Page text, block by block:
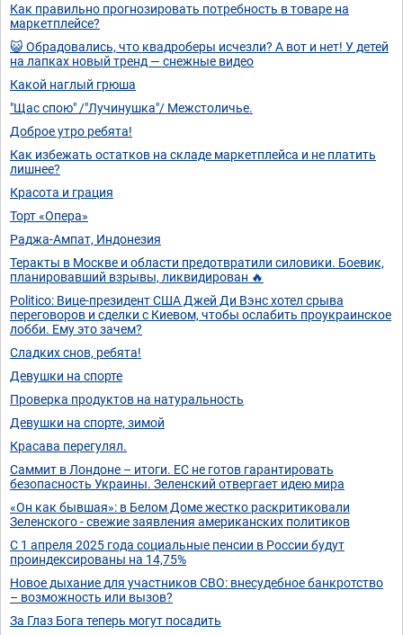
Как правильно прогнозировать потребность в товаре на
маркетплейсе?
😺 Обрадовались, что квадроберы исчезли? А вот и нет! У детей
на лапках новый тренд — снежные видео
Какой наглый грюша
"Щас спою" /"Лучинушка"/ Межстоличье.
Доброе утро ребята!
Как избежать остатков на складе маркетплейса и не платить
лишнее?
Красота и грация
Торт «Опера»
Раджа-Ампат, Индонезия
Теракты в Москве и области предотвратили силовики. Боевик,
планировавший взрывы, ликвидирован 🔥
Politico: Вице-президент США Джей Ди Вэнс хотел срыва
переговоров и сделки с Киевом, чтобы ослабить проукраинское
лобби. Ему это зачем?
Сладких снов, ребята!
Девушки на спорте
Проверка продуктов на натуральность
Девушки на спорте, зимой
Красава перегулял.
Саммит в Лондоне – итоги. ЕС не готов гарантировать
безопасность Украины. Зеленский отвергает идею мира
«Он как бывшая»: в Белом Доме жестко раскритиковали
Зеленского - свежие заявления американских политиков
С 1 апреля 2025 года социальные пенсии в России будут
проиндексированы на 14,75%
Новое дыхание для участников СВО: внесудебное банкротство
– возможность или вызов?
За Глаз Бога теперь могут посадить